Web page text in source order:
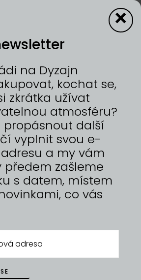
z předchozí
již na některý z předchozích
Pokud ano, tak máte u nás
se a ušetříte si část
formuláře. Účet se
přihláškou. Pokud se
na Dyzajn
kochat se,
zkrátka užívat
atmosféru?
propásnout další
vyplnit svou e-
a my vám
předem zašleme
s datem, místem
co vás
×